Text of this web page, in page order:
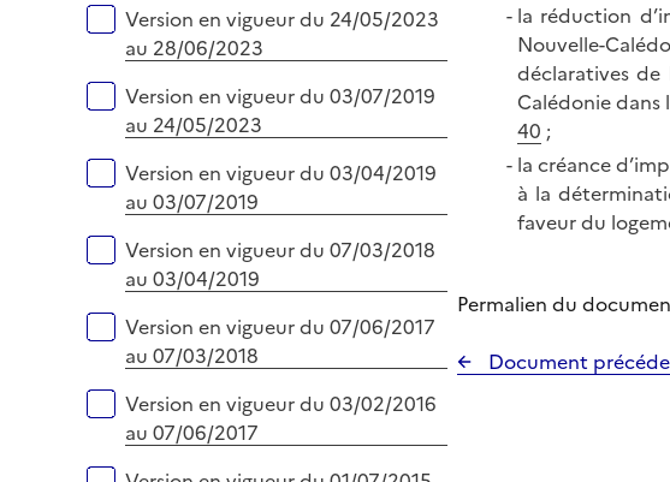
Version en vigueur du 24/05/2023
au 28/06/2023
Version en vigueur du 03/07/2019
au 24/05/2023
Version en vigueur du 03/04/2019
au 03/07/2019
Version en vigueur du 07/03/2018
au 03/04/2019
Version en vigueur du 07/06/2017
au 07/03/2018
Version en vigueur du 03/02/2016
au 07/06/2017
la réduction
Nouvelle-
déclaratives
Calédonie
40 ;
la créance
à la
faveur du
Permalien du
Document